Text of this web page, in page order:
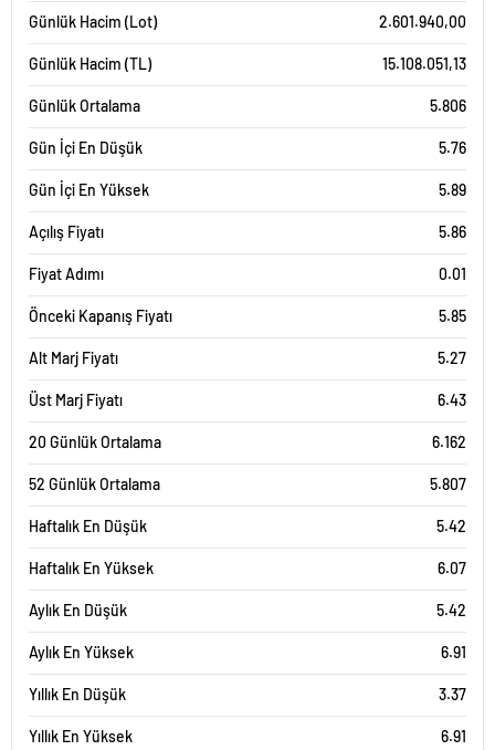
Günlük Hacim (Lot) 2.601.940,00
Günlük Hacim (TL) 15.108.051,13
Günlük Ortalama 5.806
Gün İçi En Düşük 5.76
Gün İçi En Yüksek 5.89
Açılış Fiyatı 5.86
Fiyat Adımı 0.01
Önceki Kapanış Fiyatı 5.85
Alt Marj Fiyatı 5.27
Üst Marj Fiyatı 6.43
20 Günlük Ortalama 6.162
52 Günlük Ortalama 5.807
Haftalık En Düşük 5.42
Haftalık En Yüksek 6.07
Aylık En Düşük 5.42
Aylık En Yüksek 6.91
Yıllık En Düşük 3.37
Yıllık En Yüksek 6.91